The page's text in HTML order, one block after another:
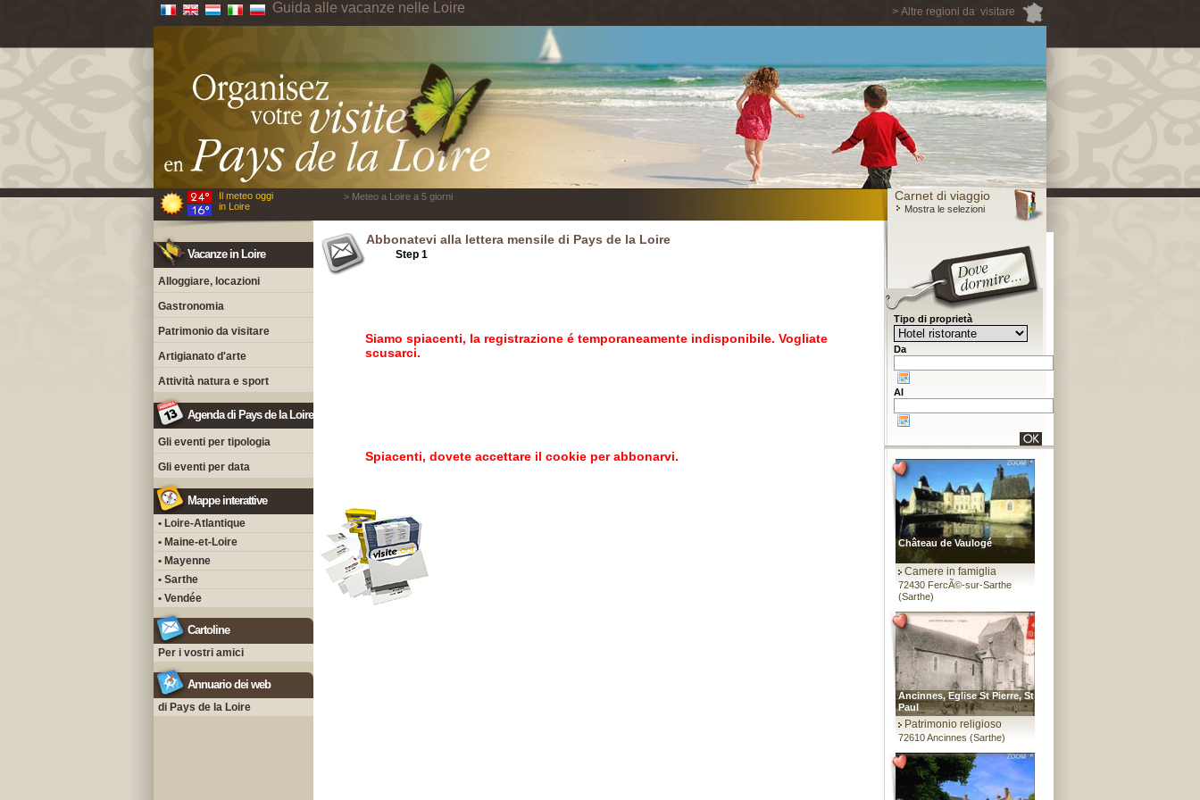
> Altre regioni da visitare
Guida alle vacanze nelle Loire
Il meteo oggi
in Loire
> Meteo a Loire a 5 giorni Carnet di viaggio
Mostra le selezioni
Vacanze in Loire
Alloggiare, locazioni
Gastronomia
Patrimonio da visitare
Artigianato d'arte
Attività natura e sport
Agenda di Pays de la Loire
Gli eventi per tipologia
Gli eventi per data
Mappe interattive
• Loire-Atlantique
• Maine-et-Loire
• Mayenne
• Sarthe
• Vendée
Cartoline
Per i vostri amici
Annuario dei web
di Pays de la Loire
Abbonatevi alla lettera mensile di Pays de la Loire
Step 1
Siamo spiacenti, la registrazione é temporaneamente indisponibile. Vogliate
scusarci.
Spiacenti, dovete accettare il cookie per abbonarvi.
Tipo di proprietà
Da
Al
Château de Vaulogé
Camere in famiglia
72430 FercÃ©-sur-Sarthe
(Sarthe)
Ancinnes, Eglise St Pierre, St
Paul
Patrimonio religioso
72610 Ancinnes (Sarthe)